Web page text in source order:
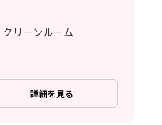
リーンルーム
詳細を見る